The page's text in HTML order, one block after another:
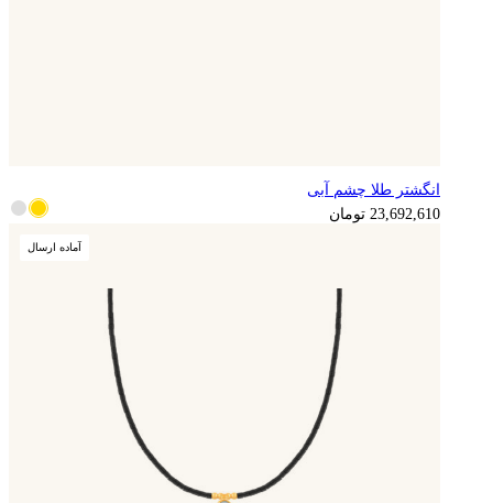
5,923,153 تومانانگشتر طلا چشم آبی
23,692,610 تومان
آماده ارسال